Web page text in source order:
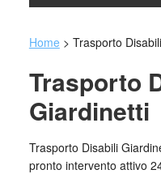
Home > Trasporto
Trasporto
Giardinetti
Trasporto Disabili
pronto intervento attivo